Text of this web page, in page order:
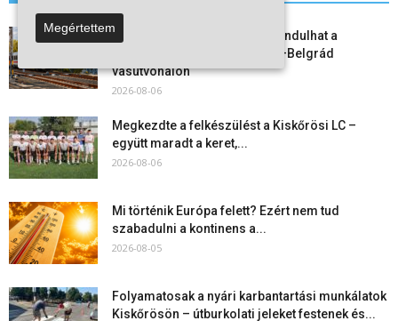
Vitézy Dávid: már ősszel újraindulhat a
személyszállítás a Budapest–Belgrád
vasútvonalon
2026-08-06
Megkezdte a felkészülést a Kiskőrösi LC –
együtt maradt a keret,...
2026-08-06
Mi történik Európa felett? Ezért nem tud
szabadulni a kontinens a...
2026-08-05
Folyamatosak a nyári karbantartási munkálatok
Kiskőrösön – útburkolati jeleket festenek és...
Megértettem